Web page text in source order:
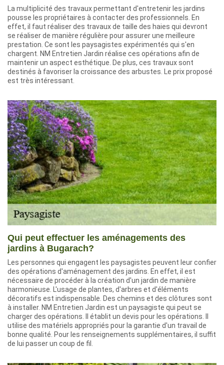
La multiplicité des travaux permettant d'entretenir les jardins
pousse les propriétaires à contacter des professionnels. En
effet, il faut réaliser des travaux de taille des haies qui devront
se réaliser de manière régulière pour assurer une meilleure
prestation. Ce sont les paysagistes expérimentés qui s'en
chargent. NM Entretien Jardin réalise ces opérations afin de
maintenir un aspect esthétique. De plus, ces travaux sont
destinés à favoriser la croissance des arbustes. Le prix proposé
est très intéressant.
Qui peut effectuer les aménagements des
jardins à Bugarach?
Les personnes qui engagent les paysagistes peuvent leur confier
des opérations d'aménagement des jardins. En effet, il est
nécessaire de procéder à la création d'un jardin de manière
harmonieuse. L'usage de plantes, d'arbres et d'éléments
décoratifs est indispensable. Des chemins et des clôtures sont
à installer. NM Entretien Jardin est un paysagiste qui peut se
charger des opérations. Il établit un devis pour les opérations. Il
utilise des matériels appropriés pour la garantie d'un travail de
bonne qualité. Pour les renseignements supplémentaires, il suffit
de lui passer un coup de fil.